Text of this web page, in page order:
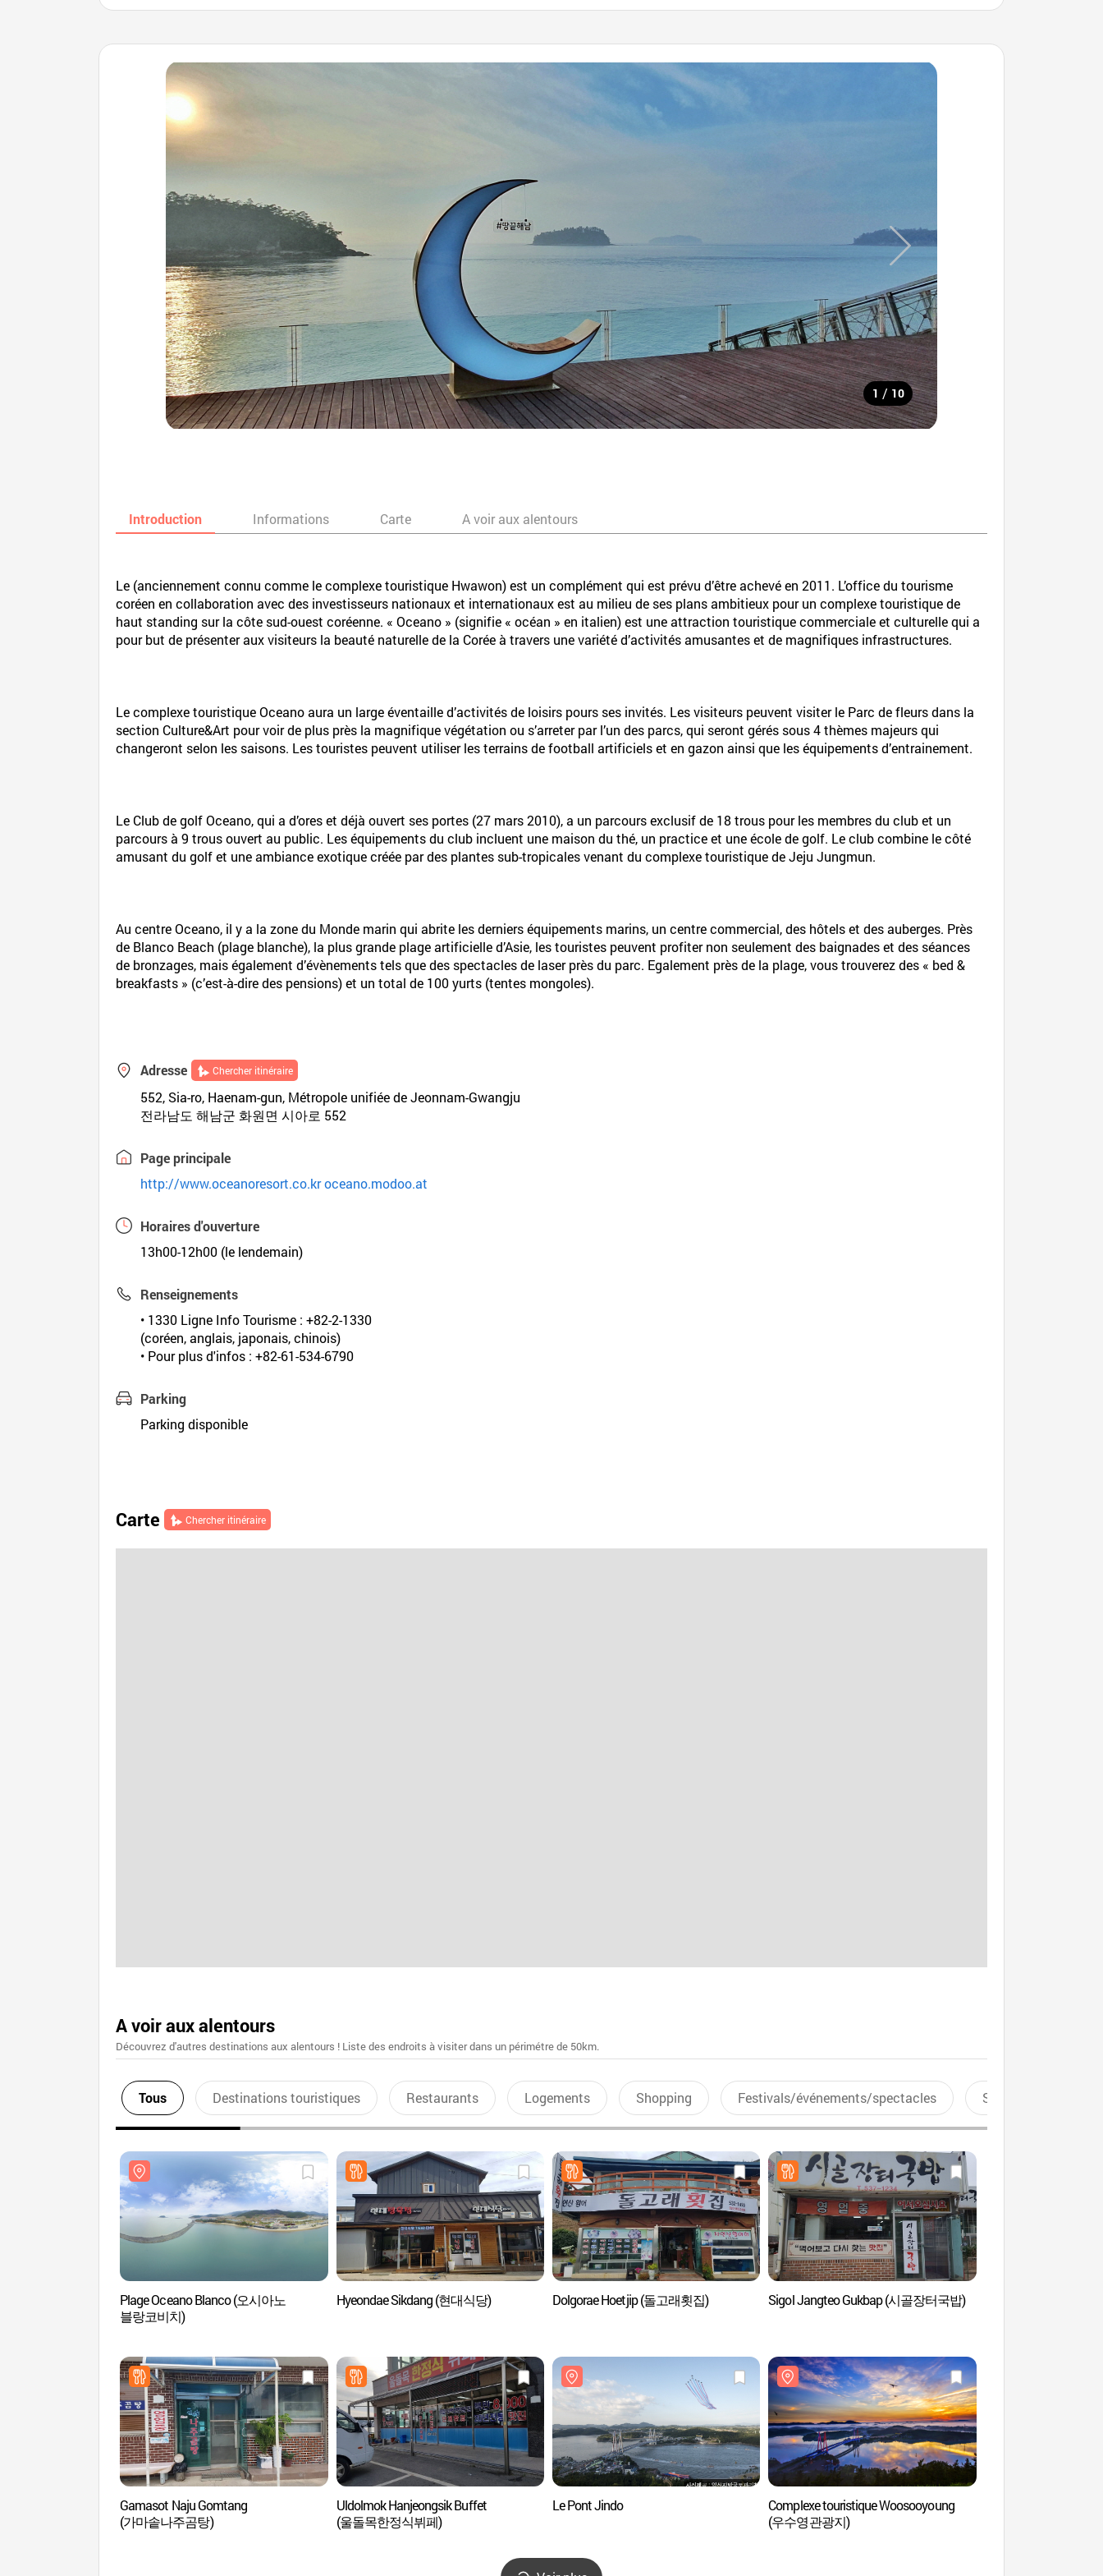
1 / 10
Introduction Informations Carte A voir aux alentours
Le (anciennement connu comme le complexe touristique Hwawon) est un complément qui est prévu d’être achevé en 2011. L’office du tourisme
coréen en collaboration avec des investisseurs nationaux et internationaux est au milieu de ses plans ambitieux pour un complexe touristique de
haut standing sur la côte sud-ouest coréenne. « Oceano » (signifie « océan » en italien) est une attraction touristique commerciale et culturelle qui a
pour but de présenter aux visiteurs la beauté naturelle de la Corée à travers une variété d’activités amusantes et de magnifiques infrastructures.
Le complexe touristique Oceano aura un large éventaille d’activités de loisirs pours ses invités. Les visiteurs peuvent visiter le Parc de fleurs dans la
section Culture&Art pour voir de plus près la magnifique végétation ou s’arreter par l’un des parcs, qui seront gérés sous 4 thèmes majeurs qui
changeront selon les saisons. Les touristes peuvent utiliser les terrains de football artificiels et en gazon ainsi que les équipements d’entrainement.
Le Club de golf Oceano, qui a d’ores et déjà ouvert ses portes (27 mars 2010), a un parcours exclusif de 18 trous pour les membres du club et un
parcours à 9 trous ouvert au public. Les équipements du club incluent une maison du thé, un practice et une école de golf. Le club combine le côté
amusant du golf et une ambiance exotique créée par des plantes sub-tropicales venant du complexe touristique de Jeju Jungmun.
Au centre Oceano, il y a la zone du Monde marin qui abrite les derniers équipements marins, un centre commercial, des hôtels et des auberges. Près
de Blanco Beach (plage blanche), la plus grande plage artificielle d’Asie, les touristes peuvent profiter non seulement des baignades et des séances
de bronzages, mais également d’évènements tels que des spectacles de laser près du parc. Egalement près de la plage, vous trouverez des « bed &
breakfasts » (c’est-à-dire des pensions) et un total de 100 yurts (tentes mongoles).
Adresse Chercher itinéraire
552, Sia-ro, Haenam-gun, Métropole unifiée de Jeonnam-Gwangju
전라남도 해남군 화원면 시아로 552
Page principale
http://www.oceanoresort.co.kroceano.modoo.at
Horaires d'ouverture
13h00-12h00 (le lendemain)
Renseignements
• 1330 Ligne Info Tourisme : +82-2-1330
(coréen, anglais, japonais, chinois)
• Pour plus d'infos : +82-61-534-6790
Parking
Parking disponible
Carte Chercher itinéraire
A voir aux alentours
Découvrez d'autres destinations aux alentours ! Liste des endroits à visiter dans un périmétre de 50km.
Tous Destinations touristiques Restaurants Logements Shopping Festivals/événements/spectacles Sports aquatiques
Plage Oceano Blanco (오시아노
블랑코비치)
Hyeondae Sikdang (현대식당) Dolgorae Hoetjip (돌고래횟집) Sigol Jangteo Gukbap (시골장터국밥)
Gamasot Naju Gomtang
(가마솥나주곰탕)
Uldolmok Hanjeongsik Buffet
(울돌목한정식뷔페)
Le Pont Jindo
Complexe touristique Woosooyoung
(우수영관광지)